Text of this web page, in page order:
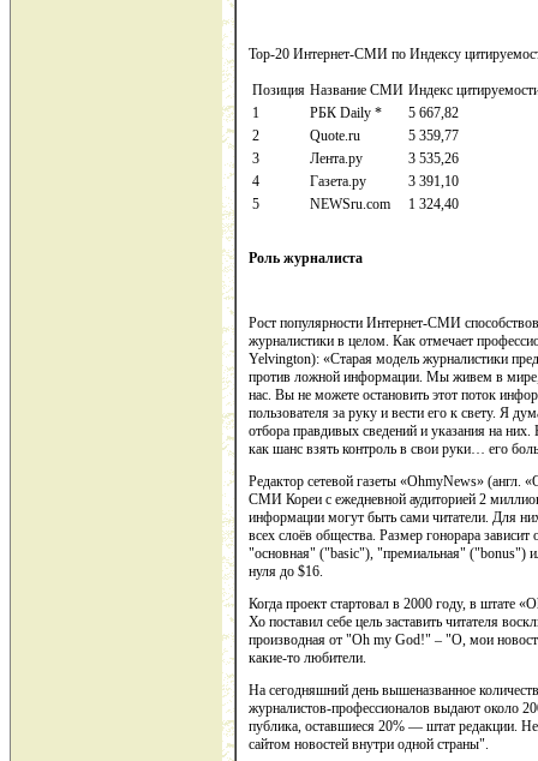
Top-20 Интернет-СМИ по Индексу
Позиция Название СМИ Индекс
1
РБК Daily *
5 667,82
2
Quote.ru
5 359,77
3
Лента.ру
3 535,26
4
Газета.ру
3 391,10
5
NEWSru.com 1 324,40
Роль журналиста
Рост популярности Интернет-СМИ
журналистики в целом. Как отмечает
Yelvington): «Старая модель журналистики
против ложной информации. Мы живем в
нас. Вы не можете остановить этот поток
пользователя за руку и вести его к свету. Я
отбора правдивых сведений и указания на
как шанс взять контроль в свои руки… его
Редактор сетевой газеты «OhmyNews» (англ.
СМИ Кореи с ежедневной аудиторией 2
информации могут быть сами читатели. Для
всех слоёв общества. Размер гонорара
"основная" ("basic"), "премиальная" ("bonus")
нуля до $16.
Когда проект стартовал в 2000 году, в штате
Хо поставил себе цель заставить читателя
производная от "Oh my God!" – "О, мои
какие-то любители.
На сегодняшний день вышеназванное
журналистов-профессионалов выдают около
публика, оставшиеся 20% — штат редакции.
сайтом новостей внутри одной страны".